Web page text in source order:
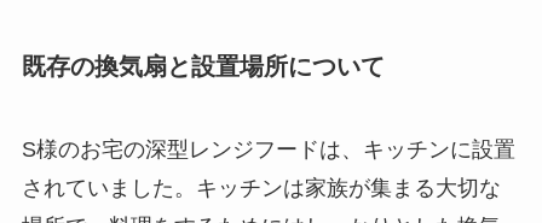
既存の換気扇と設置場所について
S様のお宅の深型レンジフードは、キッチンに設置
されていました。キッチンは家族が集まる大切な